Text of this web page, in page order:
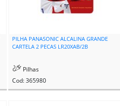
PILHA PANASONIC ALCALINA GRANDE
CARTELA 2 PECAS LR20XAB/2B
Pilhas
Cod: 365980